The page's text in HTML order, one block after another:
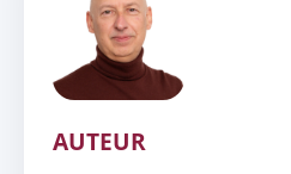
AUTEUR